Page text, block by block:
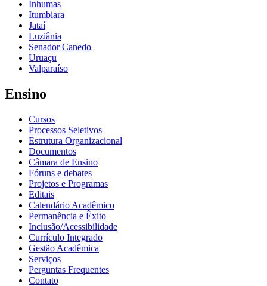
Inhumas
Itumbiara
Jataí
Luziânia
Senador Canedo
Uruaçu
Valparaíso
Ensino
Cursos
Processos Seletivos
Estrutura Organizacional
Documentos
Câmara de Ensino
Fóruns e debates
Projetos e Programas
Editais
Calendário Acadêmico
Permanência e Êxito
Inclusão/Acessibilidade
Currículo Integrado
Gestão Acadêmica
Serviços
Perguntas Frequentes
Contato